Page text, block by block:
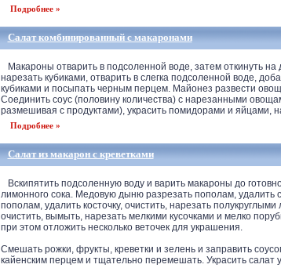
Подробнее »
Салат комбинированный с макаронами
Макароны отварить в подсоленной воде, затем откинуть
нарезать кубиками, отварить в слегка подсоленной воде,
кубиками и посыпать черным перцем. Майонез развести
Соединить соус (половину количества) с нарезанными
размешивая с продуктами), украсить помидорами и яйцами,
Подробнее »
Салат из макарон с креветками
Вскипятить подсоленную воду и варить макароны до
лимонного сока. Медовую дыню разрезать пополам, удалить
пополам, удалить косточку, очистить, нарезать
очистить, вымыть, нарезать мелкими кусочками и мелко
при этом отложить несколько веточек для украшения.
Смешать рожки, фрукты, креветки и зелень и заправить
кайенским перцем и тщательно перемешать. Украсить салат